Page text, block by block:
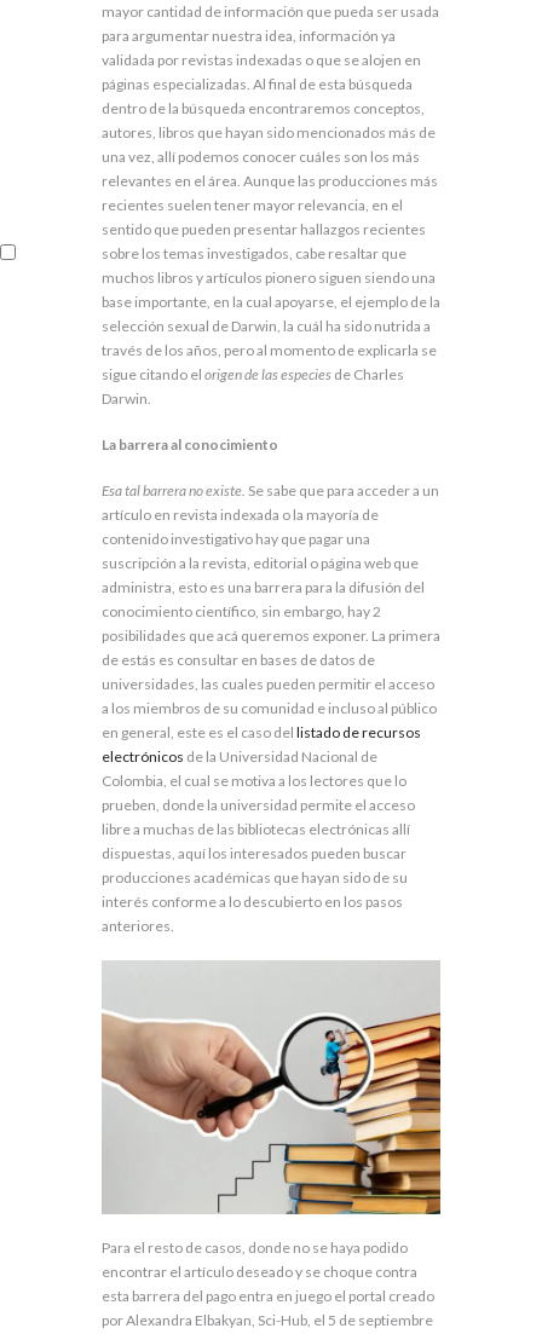
mayor cantidad de información que pueda ser usada
para argumentar nuestra idea, información ya
validada por revistas indexadas o que se alojen en
páginas especializadas. Al final de esta búsqueda
dentro de la búsqueda encontraremos conceptos,
autores, libros que hayan sido mencionados más de
una vez, allí podemos conocer cuáles son los más
relevantes en el área. Aunque las producciones más
recientes suelen tener mayor relevancia, en el
sentido que pueden presentar hallazgos recientes
sobre los temas investigados, cabe resaltar que
muchos libros y artículos pionero siguen siendo una
base importante, en la cual apoyarse, el ejemplo de la
selección sexual de Darwin, la cuál ha sido nutrida a
través de los años, pero al momento de explicarla se
sigue citando el origen de las especies de Charles
Darwin.
La barrera al conocimiento
Esa tal barrera no existe. Se sabe que para acceder a un
artículo en revista indexada o la mayoría de
contenido investigativo hay que pagar una
suscripción a la revista, editorial o página web que
administra, esto es una barrera para la difusión del
conocimiento científico, sin embargo, hay 2
posibilidades que acá queremos exponer. La primera
de estás es consultar en bases de datos de
universidades, las cuales pueden permitir el acceso
a los miembros de su comunidad e incluso al público
en general, este es el caso del listado de recursos
electrónicos de la Universidad Nacional de
Colombia, el cual se motiva a los lectores que lo
prueben, donde la universidad permite el acceso
libre a muchas de las bibliotecas electrónicas allí
dispuestas, aquí los interesados pueden buscar
producciones académicas que hayan sido de su
interés conforme a lo descubierto en los pasos
anteriores.
Para el resto de casos, donde no se haya podido
encontrar el artículo deseado y se choque contra
esta barrera del pago entra en juego el portal creado
por Alexandra Elbakyan, Sci-Hub, el 5 de septiembre